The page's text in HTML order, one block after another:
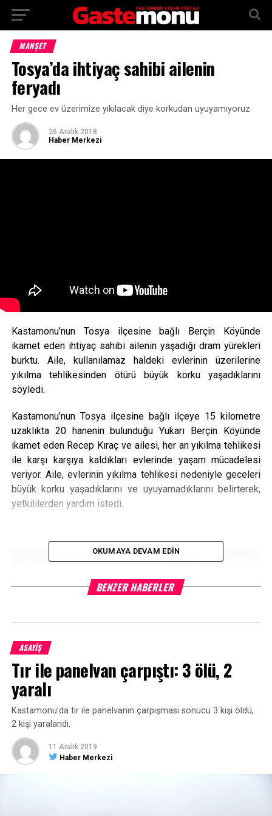
MANŞET
Tosya’da ihtiyaç sahibi ailenin
feryadı
Her gece ev üzerimize yıkılacak diye korkudan uyuyamıyoruz
26 Aralık 2018
Haber Merkezi
Kastamonu’nun Tosya ilçesine bağlı Berçin Köyünde
ikamet eden ihtiyaç sahibi ailenin yaşadığı dram yürekleri
burktu. Aile, kullanılamaz haldeki evlerinin üzerilerine
yıkılma tehlikesinden ötürü büyük korku yaşadıklarını
söyledi.
Kastamonu’nun Tosya ilçesine bağlı ilçeye 15 kilometre
uzaklıkta 20 hanenin bulunduğu Yukarı Berçin Köyünde
ikamet eden Recep Kıraç ve ailesi, her an yıkılma tehlikesi
ile karşı karşıya kaldıkları evlerinde yaşam mücadelesi
veriyor. Aile, evlerinin yıkılma tehlikesi nedeniyle geceleri
büyük korku yaşadıklarını ve uyuyamadıklarını belirterek,
yetkililerden yardım istedi.
“Her gece ev yıkılacak diye korkudan uyuyamıyoruz”
Eşi ve iki çocuğu ile birlikte derme çatma bir evde ikamet
eden Recep Kıraç, soğuk kış günlerinde her geceyi
uykusuz geçirdiklerini ifade ederek, “Bir gün bu köye haber
diye geldiğiniz zaman inanın evimizin yıkıldığını ve
OKUMAYA DEVAM EDIN
BENZER HABERLER
ASAYİŞ
Tır ile panelvan çarpıştı: 3 ölü, 2
yaralı
Kastamonu’da tır ile panelvanın çarpışması sonucu 3 kişi öldü,
2 kişi yaralandı.
11 Aralık 2019
Haber Merkezi